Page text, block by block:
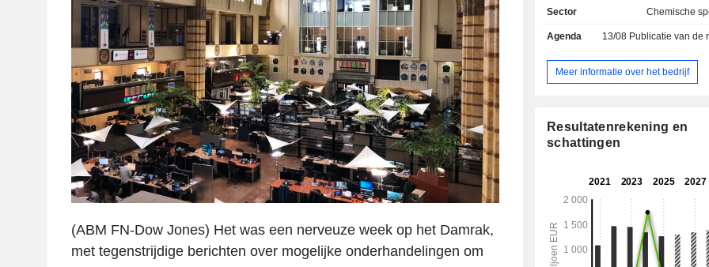
(ABM FN-Dow Jones) Het was een nerveuze week op het Damrak,
met tegenstrijdige berichten over mogelijke onderhandelingen om
voedings- en farmaceutische
omzet is als volgt: Nederland
Staten (36,3%), Noord-Amerika
(17,4%).
Sector Chemische
Agenda 13/08 Publicatie van de
Meer informatie over het bedrijf
Resultatenrekening en
schattingen